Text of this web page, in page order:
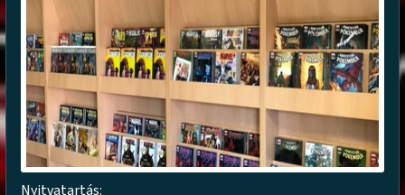
Nyitvatartás: